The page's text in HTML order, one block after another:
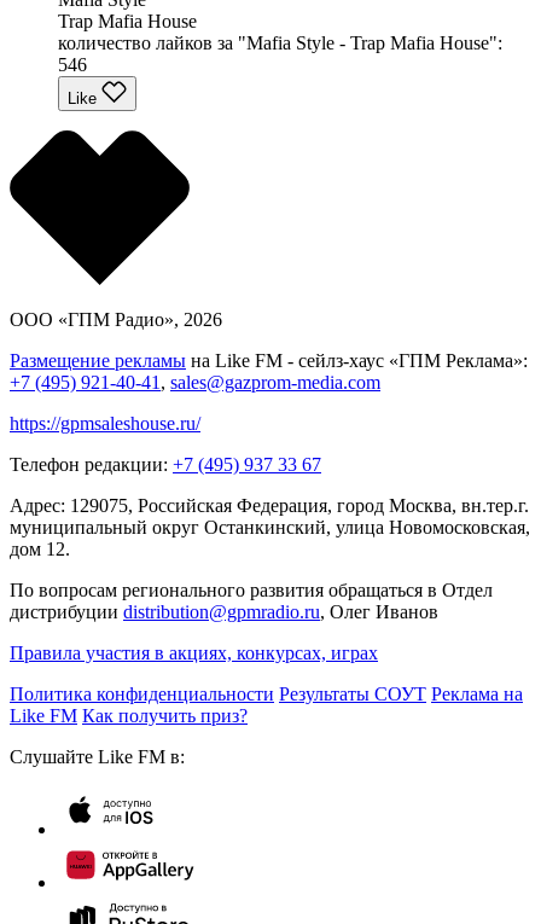
Trap Mafia House
количество лайков за "Mafia Style - Trap Mafia House":
546
Like
ООО «ГПМ Радио», 2026
Размещение рекламы на Like FM - сейлз-хаус «ГПМ Реклама»:
+7 (495) 921-40-41 , sales@gazprom-media.com
https://gpmsaleshouse.ru/
Телефон редакции: +7 (495) 937 33 67
Адрес: 129075, Российская Федерация, город Москва, вн.тер.г.
муниципальный округ Останкинский, улица Новомосковская,
дом 12.
По вопросам регионального развития обращаться в Отдел
дистрибуции distribution@gpmradio.ru, Олег Иванов
Правила участия в акциях, конкурсах, играх
Политика конфиденциальности Результаты СОУТ Реклама на
Like FM Как получить приз?
Слушайте Like FM в: